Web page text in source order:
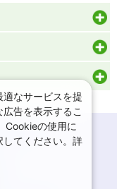
ポリシー
なサービスを提
告を表示するこ
Cookieの使用に
てください。詳